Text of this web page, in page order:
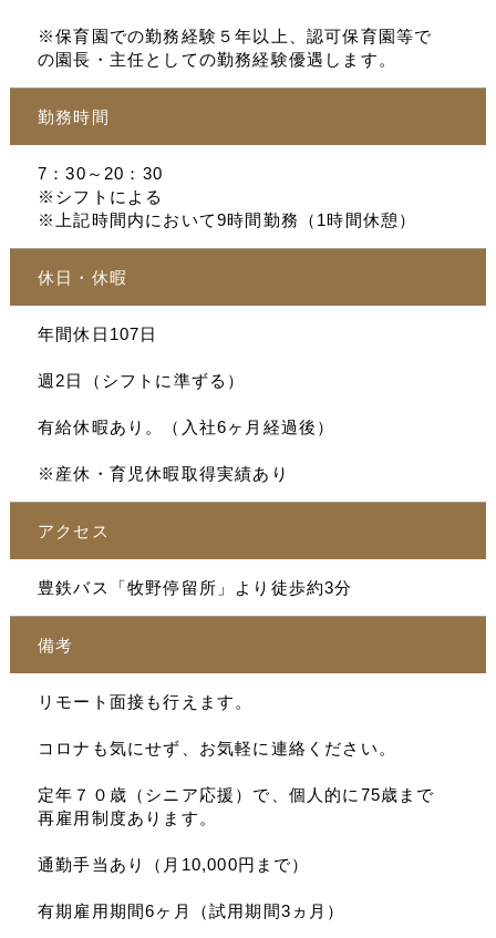
※保育園での勤務経験５年以上、認可保育園等で
の園長・主任としての勤務経験優遇します。
勤務時間
7：30～20：30
※シフトによる
※上記時間内において9時間勤務（1時間休憩）
休日・休暇
年間休日107日
週2日（シフトに準ずる）
有給休暇あり。（入社6ヶ月経過後）
※産休・育児休暇取得実績あり
アクセス
豊鉄バス「牧野停留所」より徒歩約3分
備考
リモート面接も行えます。
コロナも気にせず、お気軽に連絡ください。
定年７０歳（シニア応援）で、個人的に75歳まで
再雇用制度あります。
通勤手当あり（月10,000円まで）
有期雇用期間6ヶ月（試用期間3ヵ月）